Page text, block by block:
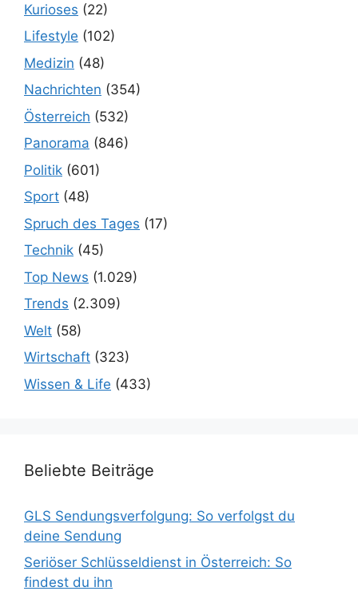
Kurioses (22)
Lifestyle (102)
Medizin (48)
Nachrichten (354)
Österreich (532)
Panorama (846)
Politik (601)
Sport (48)
Spruch des Tages (17)
Technik (45)
Top News (1.029)
Trends (2.309)
Welt (58)
Wirtschaft (323)
Wissen & Life (433)
Beliebte Beiträge
GLS Sendungsverfolgung: So verfolgst du
deine Sendung
Seriöser Schlüsseldienst in Österreich: So
findest du ihn